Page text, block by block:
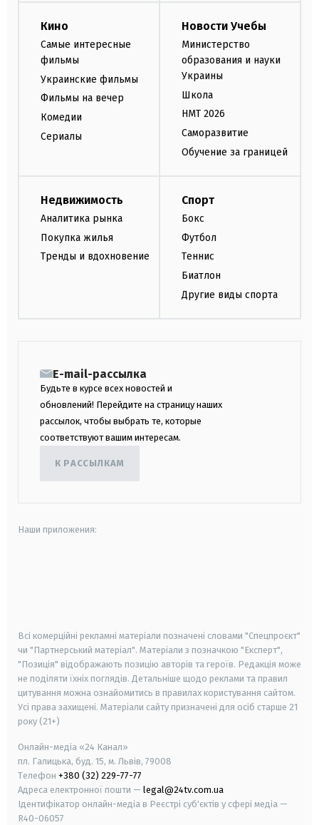
Кино
Самые интересные
фильмы
Украинские фильмы
Фильмы на вечер
Комедии
Сериалы
Новости Учебы
Министерство
образования и науки
Украины
Школа
НМТ 2026
Саморазвитие
Обучение за границей
Недвижимость
Аналитика рынка
Покупка жилья
Тренды и вдохновение
Спорт
Бокс
Футбол
Теннис
Биатлон
Другие виды спорта
E-mail-рассылка
Будьте в курсе всех новостей и
обновлений! Перейдите на страницу наших
рассылок, чтобы выбрать те, которые
соответствуют вашим интересам.
К РАССЫЛКАМ
Наши приложения:
Всі комерційні рекламні матеріали позначені словами "Спецпроєкт"
чи "Партнерський матеріал". Матеріали з позначкою "Експерт",
"Позиція" відображають позицію авторів та героїв. Редакція може
не поділяти їхніх поглядів. Детальніше щодо реклами та правил
цитування можна ознайомитись в правилах користування сайтом.
Усі права захищені. Матеріали сайту призначені для осіб старше 21
року (21+)
Онлайн-медіа «24 Канал»
пл. Галицька, буд. 15, м. Львів, 79008
Телефон +380 (32) 229-77-77
Адреса електронної пошти — legal@24tv.com.ua
Ідентифікатор онлайн-медіа в Реєстрі суб'єктів у сфері медіа —
R40-06057